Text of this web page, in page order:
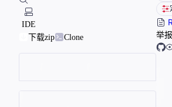
IDE
下载zip
Clone
举